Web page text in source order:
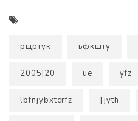
рщртук ьфкшту
2005|20 ue yfz
lbfnjybxtcrfz [jyth